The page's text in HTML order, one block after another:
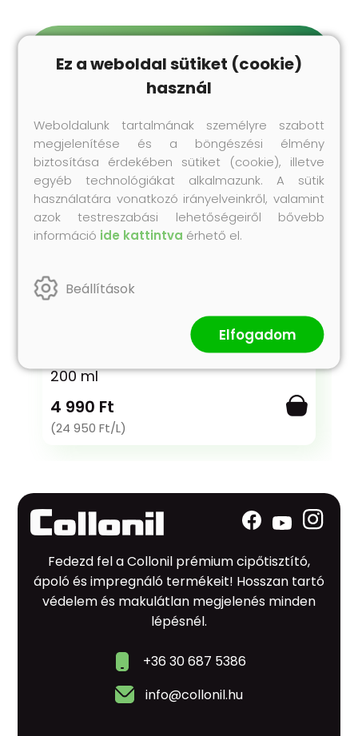
Legnépszerűbb
termékeink
Próbáld ki te is korábbi vásárlóink kedvenc
Carbon MaxX Protector - Impregnáló
200 ml
4 990 Ft
(24 950 Ft/L)
Fedezd fel a Collonil prémium cipőtisztító,
ápoló és impregnáló termékeit! Hosszan tartó
védelem és makulátlan megjelenés minden
lépésnél.
+36 30 687 5386
info@collonil.hu
Ez a weboldal sütiket (cookie)
használ
Weboldalunk tartalmának személyre szabott
megjelenítése és a böngészési élmény
biztosítása érdekében sütiket (cookie), illetve
egyéb technológiákat alkalmazunk. A sütik
használatára vonatkozó irányelveinkről, valamint
azok testreszabási lehetőségeiről bővebb
információ ide kattintva érhető el.
Beállítások
Elfogadom